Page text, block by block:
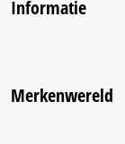
Informatie
Merkenwereld